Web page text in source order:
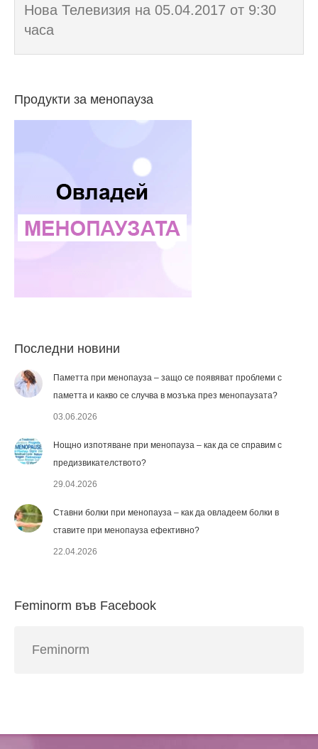
Нова Телевизия на 05.04.2017 от 9:30
часа
Продукти за менопауза
Последни новини
Паметта при менопауза – защо се появяват проблеми с
паметта и какво се случва в мозъка през менопаузата?
03.06.2026
Нощно изпотяване при менопауза – как да се справим с
предизвикателството?
29.04.2026
Ставни болки при менопауза – как да овладеем болки в
ставите при менопауза ефективно?
22.04.2026
Feminorm във Facebook
Feminorm